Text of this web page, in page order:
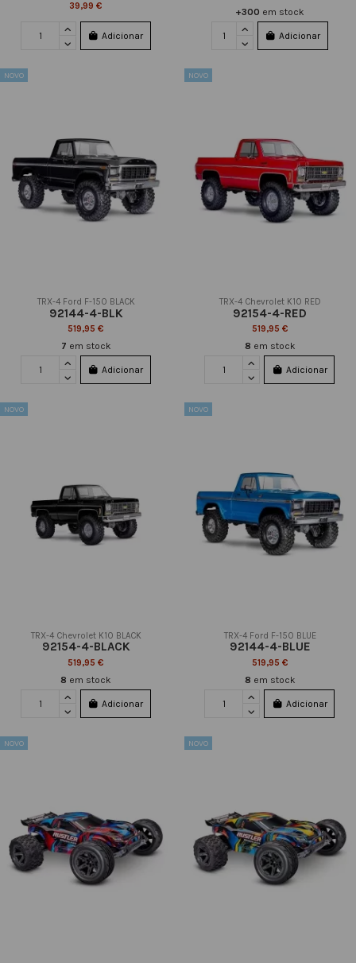
39,99 €
Adicionar
+300 em stock
Adicionar
NOVO
TRX-4 Ford F-150 BLACK
92144-4-BLK
519,95 €
7 em stock
Adicionar
NOVO
TRX-4 Chevrolet K10 RED
92154-4-RED
519,95 €
8 em stock
Adicionar
NOVO
TRX-4 Chevrolet K10 BLACK
92154-4-BLACK
519,95 €
8 em stock
Adicionar
NOVO
TRX-4 Ford F-150 BLUE
92144-4-BLUE
519,95 €
8 em stock
Adicionar
NOVO NOVO